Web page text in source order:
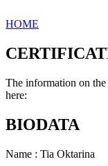
HOME
The information on the
here:
BIODATA
Name : Tia Oktarina